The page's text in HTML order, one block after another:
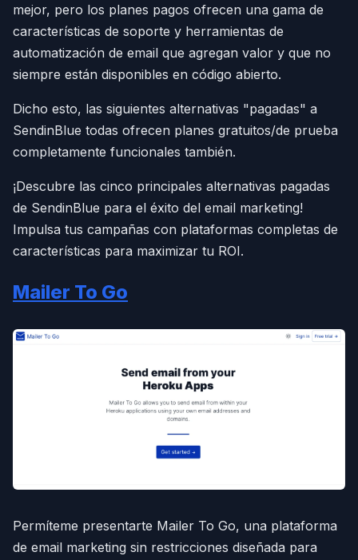
mejor, pero los planes pagos ofrecen una gama de
características de soporte y herramientas de
automatización de email que agregan valor y que no
siempre están disponibles en código abierto.
Dicho esto, las siguientes alternativas "pagadas" a
SendinBlue todas ofrecen planes gratuitos/de prueba
completamente funcionales también.
¡Descubre las cinco principales alternativas pagadas
de SendinBlue para el éxito del email marketing!
Impulsa tus campañas con plataformas completas de
características para maximizar tu ROI.
Mailer To Go
Permíteme presentarte Mailer To Go, una plataforma
de email marketing sin restricciones diseñada para